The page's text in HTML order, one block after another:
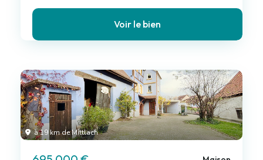
Voir le bien
à 19 km de Mittlach